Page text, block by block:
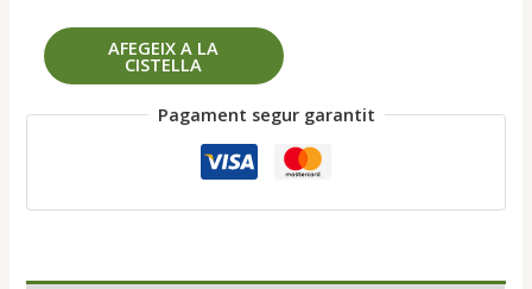
quantitat
de
de
comprimits
AFEGEIX A LA
CISTELLA
Pagament segur garantit